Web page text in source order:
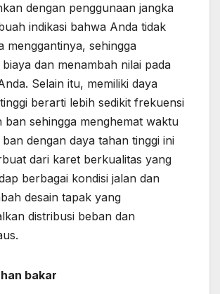
dengan penggunaan jangka
indikasi bahwa Anda tidak
menggantinya, sehingga
dan menambah nilai pada
Selain itu, memiliki daya
berarti lebih sedikit frekuensi
ban sehingga menghemat waktu
dengan daya tahan tinggi ini
dari karet berkualitas yang
berbagai kondisi jalan dan
desain tapak yang
distribusi beban dan
bakar